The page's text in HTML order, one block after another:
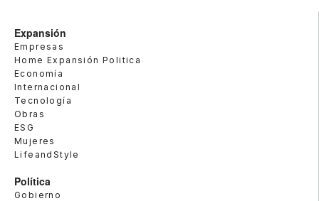
Expansión
Empresas
Home Expansión Politica
Economía
Internacional
Tecnología
Obras
ESG
Mujeres
LifeandStyle
Política
Gobierno